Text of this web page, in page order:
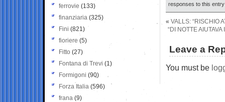
responses to this
« VALLS: “RISCHIO
“DI NOTTE
Leave a
You must be
ferrovie (133)
finanziaria (325)
Fini (821)
fioriere (5)
Fitto (27)
Fontana di Trevi (1)
Formigoni (90)
Forza Italia (596)
frana (9)